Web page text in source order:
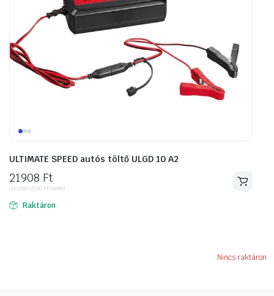
ULTIMATE SPEED autós töltő ULGD 10 A2
21908 Ft
(bruttó)17250 Ft(nettó)
Raktáron
Nincs raktáron